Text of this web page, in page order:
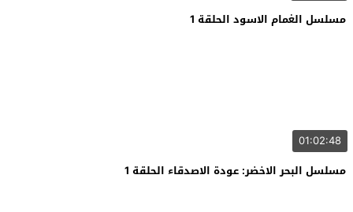
مسلسل الغمام الاسود الحلقة 1
01:02:48
مسلسل البحر الاخضر: عودة الاصدقاء الحلقة 1